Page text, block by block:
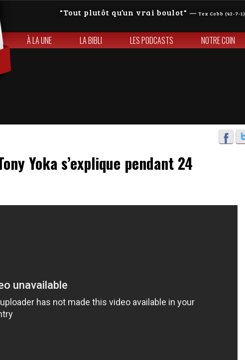
Tout plutôt qu’un vrai boulot — Tex Cobb (42-7-1)
À LA UNE LA BIBLI LES PODCASTS NOTRE COIN
Yoka s’explique pendant 24